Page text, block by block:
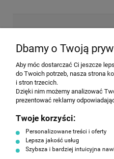
Wyrażam zgodę na
handlowej na poniższy
Polityce
ZAPISZ
Dbamy o Twoją
Aby móc dostarczać Ci jeszcze
do Twoich potrzeb, nasza strona
i stron trzecich.
Dzięki nim możemy analizować
prezentować reklamy
Twoje korzyści:
Personalizowane treści i oferty
Lepsza jakość usług
Szybsza i bardziej intuicyjna